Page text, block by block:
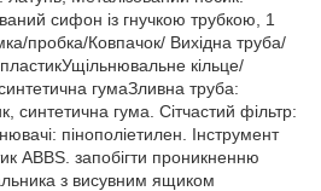
сифон із гнучкою трубкою, 1
пробка/Ковпачок/ Вихідна труба/
кільце/
гумаЗливна труба:
синтетична гума. Сітчастий фільтр:
пінополіетилен. Інструмент
ABBS. запобігти проникненню
з висувним ящиком